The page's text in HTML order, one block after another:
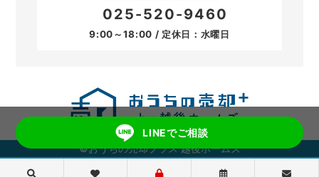
025-520-9460
9:00～18:00 / 定休日：水曜日
©おうちの売却プラス 越後ホームズ
LINEでご相談